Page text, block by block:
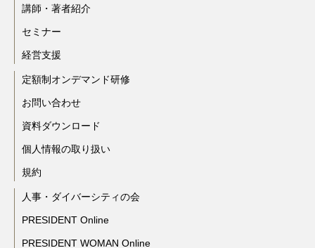
講師・著者紹介
セミナー
経営支援
定額制オンデマンド研修
お問い合わせ
資料ダウンロード
個人情報の取り扱い
規約
人事・ダイバーシティの会
PRESIDENT Online
PRESIDENT WOMAN Online